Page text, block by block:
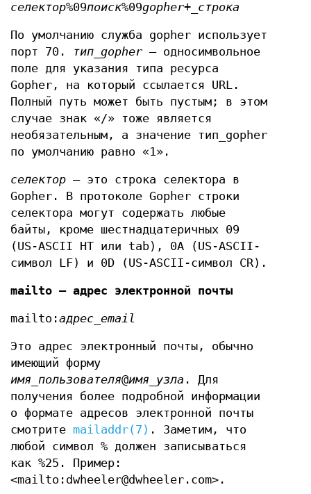
селектор%09поиск%09gopher+_строка
По умолчанию служба gopher использует
порт 70.
тип_gopher — односимвольное
поле для указания типа ресурса
Gopher, на который ссылается URL.
Полный путь может быть пустым; в этом
случае знак «/» тоже является
необязательным, а значение тип_gopher
по умолчанию равно «1».
селектор — это строка селектора в
Gopher. В протоколе Gopher строки
селектора могут содержать любые
байты, кроме шестнадцатеричных 09
(US-ASCII HT или tab), 0A (US-ASCII-
символ LF) и 0D (US-ASCII-символ CR).
mailto — адрес электронной почты
mailto:адрес_email
Это адрес электронный почты, обычно
имеющий форму
имя_пользователя@имя_узла . Для
получения более подробной информации
о формате адресов электронной почты
смотрите mailaddr(7) . Заметим, что
любой символ % должен записываться
как %25. Пример:
<mailto:dwheeler@dwheeler.com>.